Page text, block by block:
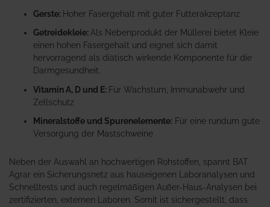
Gerste: Hoher Fasergehalt mit guter Futterakzeptanz
Getreidekleie: Als Nebenprodukt der Müllerei bietet Kleie
einen hohen Fasergehalt und eignet sich damit
hervorragend als diätisch wirkende Komponente für die
Darmgesundheit.
Vitamin A, D und E: Für Wachstum, Immunabwehr und
Zellschutz
Mineralstoffe und Spurenelemente: Für eine rundum gute
Versorgung der Mastschweine
Neben der Auswahl an hochwertigen Rohstoffen, spannt BAT
Agrar ein Sicherungsnetz aus hauseigenen Laboranalysen und
Schnelltests und auch regelmäßigen Außer-Haus-Analysen bei
zertifizierten, externen Laboren. Somit ist sichergestellt, dass